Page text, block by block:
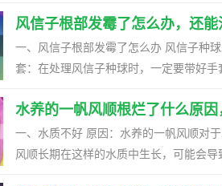
响。 四、栽种 等到金钱树的伤口干燥后，就可以准备上盆了。挑选一个大小合适的花盆，将植株直立放
入其中，用土壤将其填满即可。上盆之
就可以进行正常养护了。
壤充分吸水，洗去上面粘连的细土。之
伤口处涂抹草木灰，以免其感染病菌，导致情况恶化。 三、配制盆土 为了保
一定要配好盆土。这种植物喜欢疏松肥
到金钱树的伤口干燥后，就可以准备上
程中，要不时地上提植株，让根部和土
适当喷水增加环境湿度。
风信子根部发霉了怎么办，还能
一、风信子根部发霉了怎么办 风信子种
套：在处理风信子种球时，一定要带好
子种球，一手把种球发霉的地方切割掉，直到露出的
球切口朝上，放在阴凉通风的地方晾2天
潮土栽种到花盆里。 二、风信子根部发
水养的一帆风顺根烂了什么原
一、水质不好 原因：水养的一帆风顺对于水质有要求，如果长时间不换水，水质会变得浑浊不干净，一帆
风顺长期在这样的水质中生长，可能会